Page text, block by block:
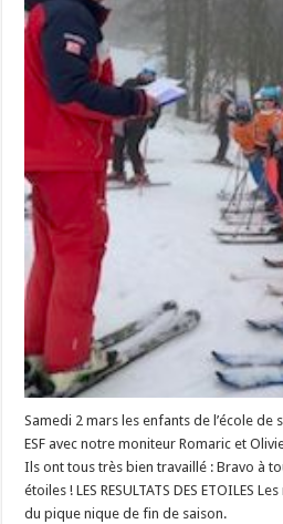
Samedi 2 mars les enfants de l’école de
ESF avec notre moniteur Romaric et
Ils ont tous très bien travaillé : Bravo à
étoiles ! LES RESULTATS DES ETOILES
du pique nique de fin de saison.